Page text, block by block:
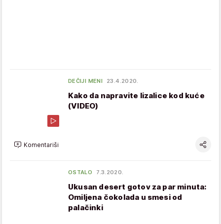
DEČIJI MENI 23.4.2020.
Kako da napravite lizalice kod kuće
(VIDEO)
Komentariši
OSTALO 7.3.2020.
Ukusan desert gotov za par minuta:
Omiljena čokolada u smesi od
palačinki